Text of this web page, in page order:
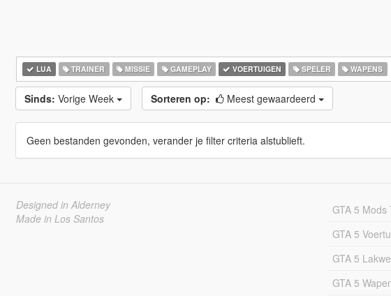
LUA TRAINER MISSIE GAMEPLAY VOERTUIGEN SPELER WAPENS
Sinds: Vorige Week Sorteren op: Meest gewaardeerd
Geen bestanden gevonden, verander je filter criteria alstublieft.
Designed in Alderney
Made in Los Santos
GTA 5 Mods
GTA 5
GTA 5
GTA 5